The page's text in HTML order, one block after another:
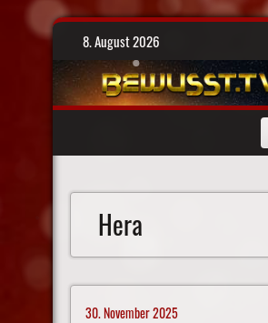
Skip
8. August 2026
Hera
30. November 2025